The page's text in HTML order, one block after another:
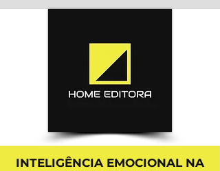
INTELIGÊNCIA EMOCIONAL NA